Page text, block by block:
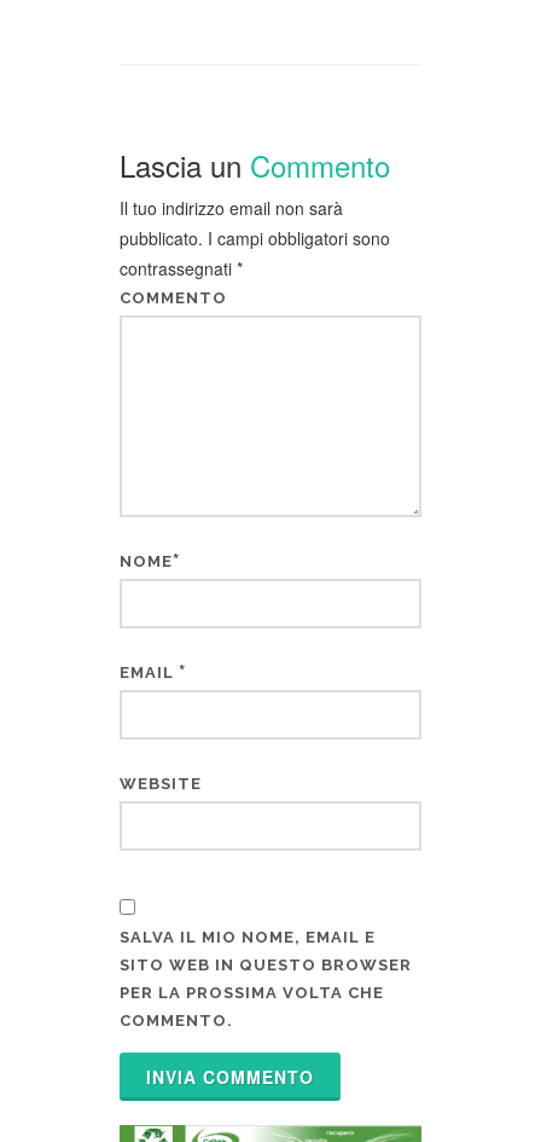
Lascia un Commento
Il tuo indirizzo email non sarà
pubblicato. I campi obbligatori sono
contrassegnati *
COMMENTO
NOME*
EMAIL *
WEBSITE
SALVA IL MIO NOME, EMAIL E
SITO WEB IN QUESTO BROWSER
PER LA PROSSIMA VOLTA CHE
COMMENTO.